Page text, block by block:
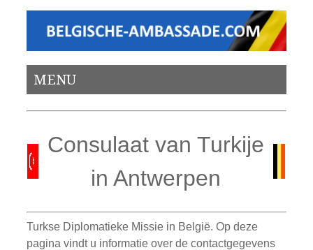
MENU
Consulaat van Turkije
in Antwerpen
Turkse Diplomatieke Missie in België. Op deze
pagina vindt u informatie over de contactgegevens